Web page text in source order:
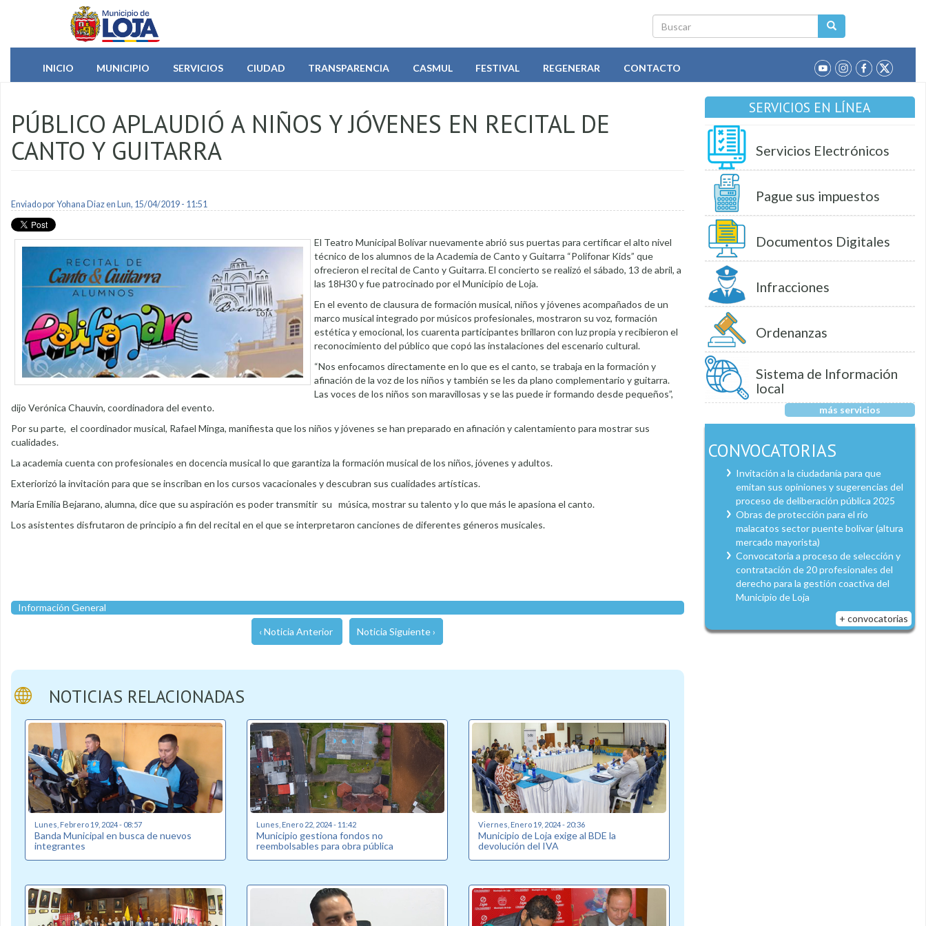
Pasar al contenido principal
Buscar
INICIO
MUNICIPIO SERVICIOS CIUDAD TRANSPARENCIA CASMUL FESTIVAL REGENERAR CONTACTO
PÚBLICO APLAUDIÓ A NIÑOS Y JÓVENES EN RECITAL DE
CANTO Y GUITARRA
Enviado porYohana Diazen Lun, 15/04/2019 - 11:51
El Teatro Municipal Bolívar nuevamente abrió sus puertas para certificar el alto nivel
técnico de los alumnos de la Academia de Canto y Guitarra “Polifonar Kids” que
ofrecieron el recital de Canto y Guitarra. El concierto se realizó el sábado, 13 de abril, a
las 18H30 y fue patrocinado por el Municipio de Loja.
En el evento de clausura de formación musical, niños y jóvenes acompañados de un
marco musical integrado por músicos profesionales, mostraron su voz, formación
estética y emocional, los cuarenta participantes brillaron con luz propia y recibieron el
reconocimiento del público que copó las instalaciones del escenario cultural.
“Nos enfocamos directamente en lo que es el canto, se trabaja en la formación y
afinación de la voz de los niños y también se les da plano complementario y guitarra.
Las voces de los niños son maravillosas y se las puede ir formando desde pequeños”,
dijo Verónica Chauvin, coordinadora del evento.
Por su parte, el coordinador musical, Rafael Minga, manifiesta que los niños y jóvenes se han preparado en afinación y calentamiento para mostrar sus
cualidades.
La academia cuenta con profesionales en docencia musical lo que garantiza la formación musical de los niños, jóvenes y adultos.
Exteriorizó la invitación para que se inscriban en los cursos vacacionales y descubran sus cualidades artísticas.
María Emilia Bejarano, alumna, dice que su aspiración es poder transmitir su música, mostrar su talento y lo que más le apasiona el canto.
Los asistentes disfrutaron de principio a fin del recital en el que se interpretaron canciones de diferentes géneros musicales.
Información General
‹ Noticia Anterior Noticia Siguiente ›
NOTICIAS RELACIONADAS
Lunes, Febrero 19, 2024 - 08:57
Banda Municipal en busca de nuevos
integrantes
Lunes, Enero 22, 2024 - 11:42
Municipio gestiona fondos no
reembolsables para obra pública
Viernes, Enero 19, 2024 - 20:36
Municipio de Loja exige al BDE la
devolución del IVA
SERVICIOS EN LÍNEA
Servicios Electrónicos
Pague sus impuestos
Documentos Digitales
Infracciones
Ordenanzas
Sistema de Información
local
más servicios
CONVOCATORIAS
Invitación a la ciudadanía para que
emitan sus opiniones y sugerencias del
proceso de deliberación pública 2025
Obras de protección para el río
malacatos sector puente bolívar (altura
mercado mayorista)
Convocatoria a proceso de selección y
contratación de 20 profesionales del
derecho para la gestión coactiva del
Municipio de Loja
+ convocatorias